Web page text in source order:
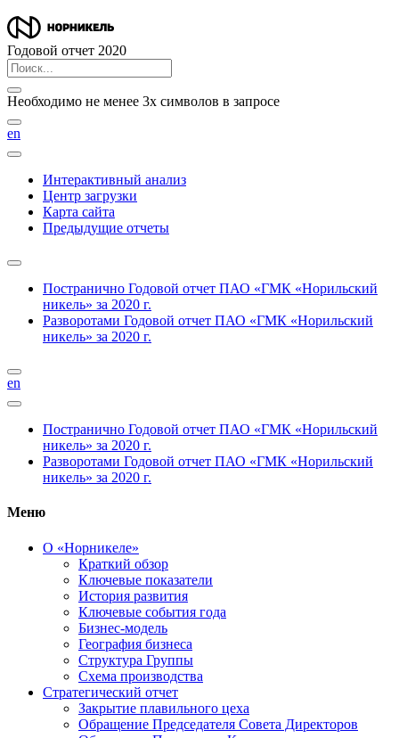
Годовой отчет 2020
Необходимо не менее 3х символов в запросе
en
Интерактивный анализ
Центр загрузки
Карта сайта
Предыдущие отчеты
Постранично Годовой отчет ПАО «ГМК «Норильский
никель» за 2020 г.
Разворотами Годовой отчет ПАО «ГМК «Норильский
никель» за 2020 г.
en
Постранично Годовой отчет ПАО «ГМК «Норильский
никель» за 2020 г.
Разворотами Годовой отчет ПАО «ГМК «Норильский
никель» за 2020 г.
Меню
О «Норникеле»
Краткий обзор
Ключевые показатели
История развития
Ключевые события года
Бизнес-модель
География бизнеса
Структура Группы
Схема производства
Стратегический отчет
Закрытие плавильного цеха
Обращение Председателя Совета Директоров